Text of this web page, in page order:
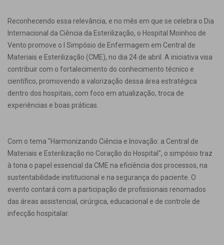
Reconhecendo essa relevância, e no mês em que se celebra o Dia
Internacional da Ciência da Esterilização, o Hospital Moinhos de
Vento promove o I Simpósio de Enfermagem em Central de
Materiais e Esterilização (CME), no dia 24 de abril. A iniciativa visa
contribuir com o fortalecimento do conhecimento técnico e
científico, promovendo a valorização dessa área estratégica
dentro dos hospitais, com foco em atualização, troca de
experiências e boas práticas.
Com o tema "Harmonizando Ciência e Inovação: a Central de
Materiais e Esterilização no Coração do Hospital", o simpósio traz
à tona o papel essencial da CME na eficiência dos processos, na
sustentabilidade institucional e na segurança do paciente. O
evento contará com a participação de profissionais renomados
das áreas assistencial, cirúrgica, educacional e de controle de
infecção hospitalar.